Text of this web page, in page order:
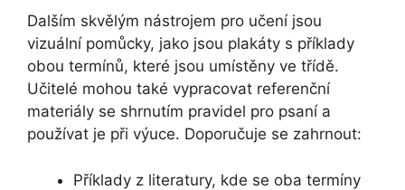
Dalším skvělým nástrojem pro učení jsou
vizuální pomůcky, jako jsou plakáty s příklady
obou termínů, které jsou umístěny ve třídě.
Učitelé mohou také vypracovat referenční
materiály se shrnutím pravidel pro psaní a
používat je při výuce. Doporučuje se zahrnout:
Příklady z literatury, kde se oba termíny